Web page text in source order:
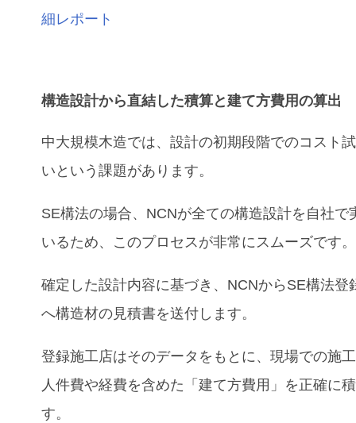
細レポート
構造設計から直結した積算と建て方費用の算出
中大規模木造では、設計の初期段階でのコスト
いという課題があります。
SE構法の場合、NCNが全ての構造設計を自社で
いるため、このプロセスが非常にスムーズです。
確定した設計内容に基づき、NCNからSE構法登
へ構造材の見積書を送付します。
登録施工店はそのデータをもとに、現場での施
人件費や経費を含めた「建て方費用」を正確に
す。